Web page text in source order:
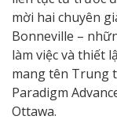
mời hai chuyên
Bonneville –
làm việc và thiết
mang tên Trung
Paradigm
Ottawa.